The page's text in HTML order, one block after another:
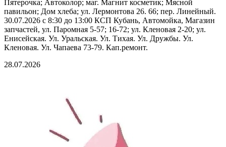
Пятерочка; Автоколор; маг. Магнит косметик; Мясной
павильон; Дом хлеба; ул. Лермонтова 26. 66; пер. Линейный.
30.07.2026 с 8:30 до 13:00 КСП Кубань, Автомойка, Магазин
запчастей, ул. Паромная 5-57; 16-72; ул. Кленовая 2-20; ул.
Енисейская. Ул. Уральская. Ул. Тихая. Ул. Дружбы. Ул.
Кленовая. Ул. Чапаева 73-79. Кап.ремонт.
28.07.2026